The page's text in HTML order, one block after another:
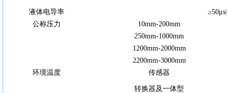
液体电导率 ≥50μ
公称压力
10mm-200mm
250mm-1000mm
1200mm-2000mm
2200mm-3000mm
环境温度
传感器
转换器及一体型